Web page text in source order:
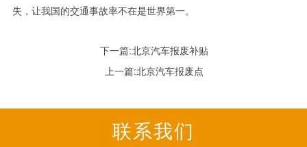
失，让我国的交通事故率不在是世界第一。
下一篇:北京汽车报废补贴
上一篇:北京汽车报废点
联系我们